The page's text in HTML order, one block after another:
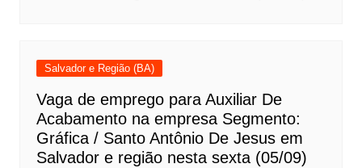
Salvador e Região (BA)
Vaga de emprego para Auxiliar De
Acabamento na empresa Segmento:
Gráfica / Santo Antônio De Jesus em
Salvador e região nesta sexta (05/09)